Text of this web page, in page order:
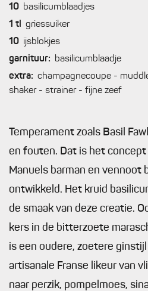
10 basilicumblaadjes
1 tl
griessuiker
10 ijsblokjes
garnituur: basilicumblaadje
extra: champagnecoupe -
shaker - strainer - fijne zeef
Temperament zoals Basil
en fouten. Dat is het concept
Manuels barman en vennoot
ontwikkeld. Het kruid
de smaak van deze creatie.
kers in de bitterzoete
is een oudere, zoetere
artisanale Franse likeur van
naar perzik, pompelmoes,